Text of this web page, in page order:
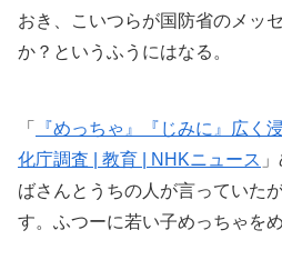
おき、こいつらが国防省のメッ
か？というふうにはなる。
「
『めっちゃ』『じみに』広く
化庁調査 | 教育 | NHKニュース
ばさんとうちの人が言っていた
す。ふつーに若い子めっちゃを